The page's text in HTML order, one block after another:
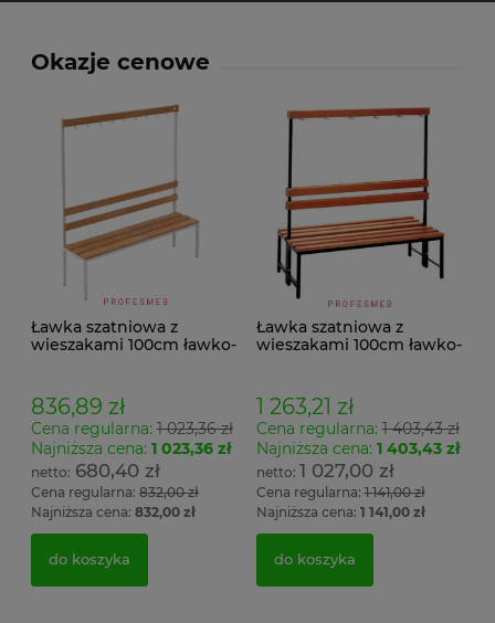
Okazje cenowe
Ławka szatniowa z
wieszakami 100cm ławko-
836,89 zł
Cena regularna: 1 023,36 zł
Najniższa cena: 1 023,36 zł
680,40 zł
Cena regularna: 832,00 zł
Najniższa cena: 832,00 zł
do koszyka
Ławka szatniowa z
wieszakami 100cm ławko-
1 263,21 zł
Cena regularna:1 403,43 zł
Najniższa cena: 1 403,43 zł
1 027,00 zł
Cena regularna:1 141,00 zł
Najniższa cena: 1 141,00 zł
do koszyka